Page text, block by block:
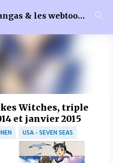
principal Conseils sur les mangas & les webtoons
Witches, triple
et janvier 2015
USA - SEVEN SEAS